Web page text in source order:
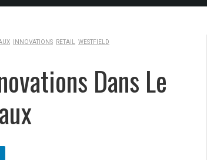
INNOVATIONS RETAIL WESTFIELD
Dans Le